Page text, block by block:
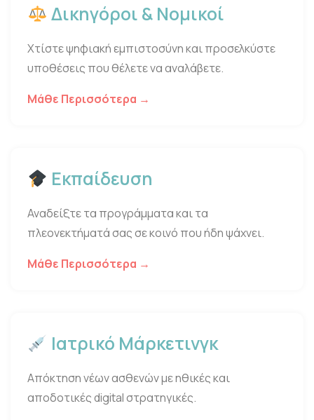
Δικηγόροι & Νομικοί
Χτίστε ψηφιακή εμπιστοσύνη και προσελκύστε
υποθέσεις που θέλετε να αναλάβετε.
Μάθε Περισσότερα →
Εκπαίδευση
Αναδείξτε τα προγράμματα και τα
πλεονεκτήματά σας σε κοινό που ήδη ψάχνει.
Μάθε Περισσότερα →
Ιατρικό Μάρκετινγκ
Απόκτηση νέων ασθενών με ηθικές και
αποδοτικές digital στρατηγικές.